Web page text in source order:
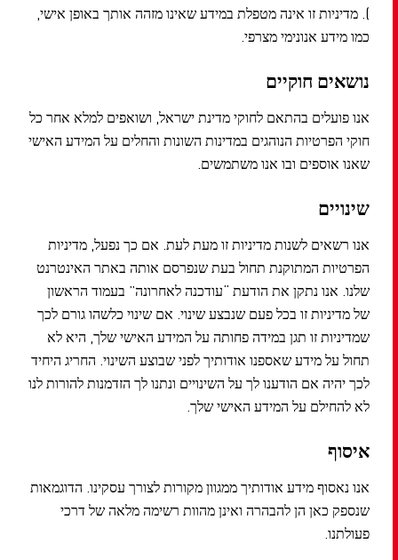
). מדיניות זו אינה מטפלת במידע שאינו מזהה אותך באופן אישי,
כמו מידע אנונימי מצרפי.
נושאים חוקיים
אנו פועלים בהתאם לחוקי מדינת ישראל, ושואפים למלא אחר כל
חוקי הפרטיות הנוהגים במדינות השונות והחלים על המידע האישי
שאנו אוספים ובו אנו משתמשים.
שינויים
אנו רשאים לשנות מדיניות זו מעת לעת. אם כך נפעל, מדיניות
הפרטיות המתוקנת תחול בעת שנפרסם אותה באתר האינטרנט
שלנו. אנו נתקן את הודעת “עודכנה לאחרונה” בעמוד הראשון
של מדיניות זו בכל פעם שנבצע שינוי. אם שינוי כלשהו גורם לכך
שמדיניות זו תגן במידה פחותה על המידע האישי שלך, היא לא
תחול על מידע שאספנו אודותיך לפני שבוצע השינוי. החריג היחיד
לכך יהיה אם הודענו לך על השינויים ונתנו לך הזדמנות להורות לנו
לא להחילם על המידע האישי שלך.
איסוף
אנו נאסוף מידע אודותיך ממגוון מקורות לצורך עסקינו. הדוגמאות
שנספק כאן הן להבהרה ואינן מהוות רשימה מלאה של דרכי
פעולתנו.